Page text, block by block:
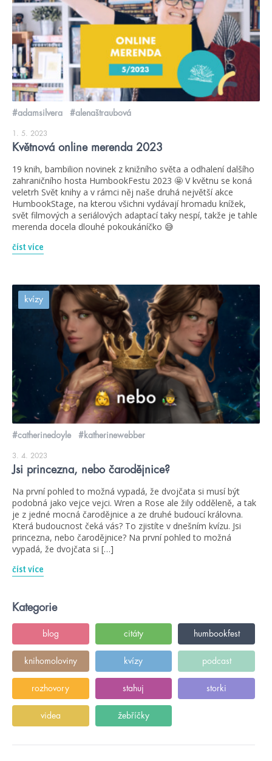
#adamsilvera #alenaštraubová
1. 5. 2023
Květnová online merenda 2023
19 knih, bambilion novinek z knižního světa a odhalení dalšího
zahraničního hosta HumbookFestu 2023 🤩 V květnu se koná
veletrh Svět knihy a v rámci něj naše druhá největší akce
HumbookStage, na kterou všichni vydávají hromadu knížek,
svět filmových a seriálových adaptací taky nespí, takže je tahle
merenda docela dlouhé pokoukáníčko 😅
číst více
kvízy
#catherinedoyle #katherinewebber
3. 4. 2023
Jsi princezna, nebo čarodějnice?
Na první pohled to možná vypadá, že dvojčata si musí být
podobná jako vejce vejci. Wren a Rose ale žily odděleně, a tak
je z jedné mocná čarodějnice a ze druhé budoucí královna.
Která budoucnost čeká vás? To zjistíte v dnešním kvízu. Jsi
princezna, nebo čarodějnice? Na první pohled to možná
vypadá, že dvojčata si […]
číst více
Kategorie
blog citáty humbookfest
knihomoloviny kvízy podcast
rozhovory stahuj storki
videa žebříčky